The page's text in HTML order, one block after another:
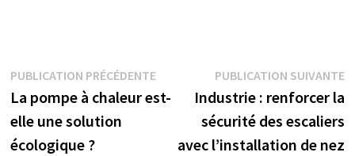
Navigation
de
l’article
PUBLICATION PRÉCÉDENTEPublication
précédente :
La pompe à chaleur est-
elle une solution
écologique ?
PUBLICATION SUIVANTE
Industrie : renforcer la
sécurité des escaliers
avec l’installation de nez